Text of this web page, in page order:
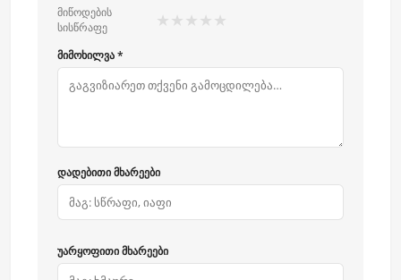
მიწოდების
სისწრაფე
★ ★ ★ ★ ★
მიმოხილვა *
დადებითი მხარეები
უარყოფითი მხარეები